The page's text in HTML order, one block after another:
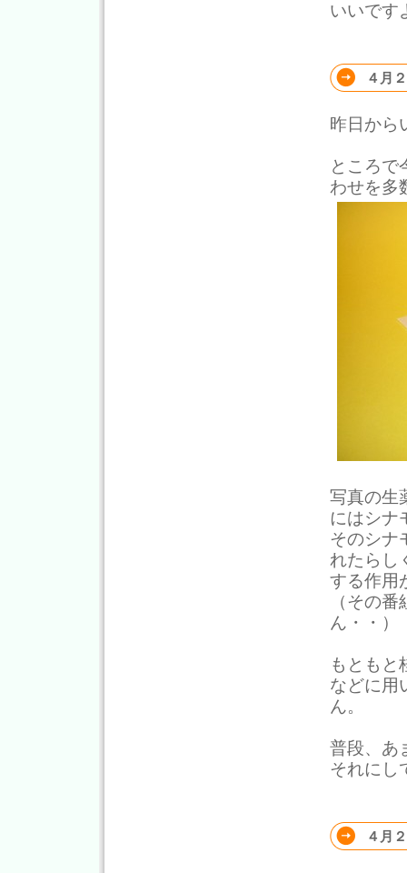
いいです
４月
昨日から
ところで
わせを多
写真の生
にはシナ
そのシナ
れたらし
する作用
（その
ん・・）
もともと
などに用
ん。
普段、あ
それにし
４月